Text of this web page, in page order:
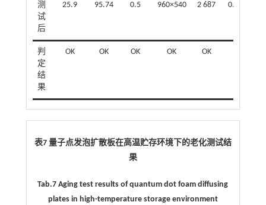
判
定
结
果
OK OK OK OK OK
测
试
后
25.9 95.74 0.5 960×540 2 687 0.286 6
表7 量子点发泡扩散板在高温贮存环境下的老化测试结
果
Tab.7 Aging test results of quantum dot foam diffusing
plates in high-temperature storage environment